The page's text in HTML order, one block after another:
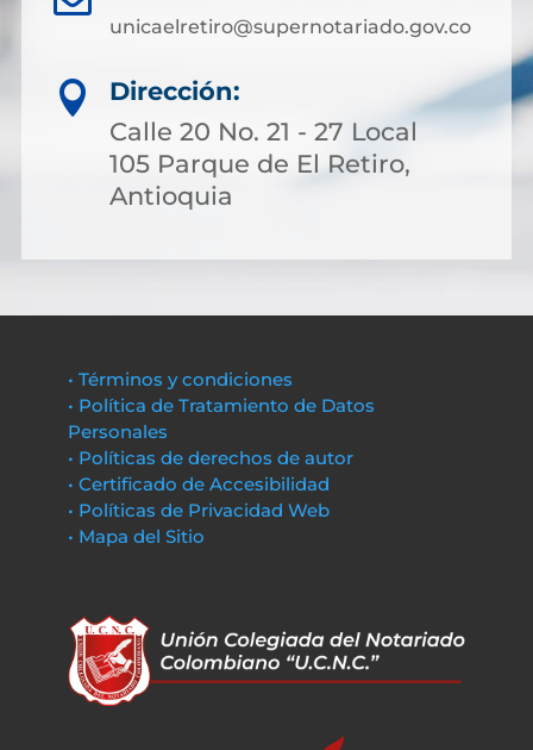
unicaelretiro@supernotariado.gov.co

Dirección:
Calle 20 No. 21 - 27 Local
105 Parque de El Retiro,
Antioquia
• Términos y condiciones
• Política de Tratamiento de Datos
Personales
• Políticas de derechos de autor
• Certificado de Accesibilidad
• Políticas de Privacidad Web
• Mapa del Sitio